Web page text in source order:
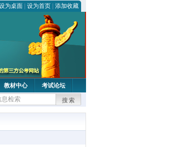
为桌面 设为首页 添加收藏
教材中心 考试论坛
搜索